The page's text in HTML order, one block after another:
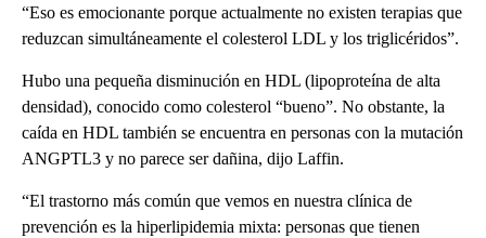
“Eso es emocionante porque actualmente no existen terapias que
reduzcan simultáneamente el colesterol LDL y los triglicéridos”.
Hubo una pequeña disminución en HDL (lipoproteína de alta
densidad), conocido como colesterol “bueno”. No obstante, la
caída en HDL también se encuentra en personas con la mutación
ANGPTL3 y no parece ser dañina, dijo Laffin.
“El trastorno más común que vemos en nuestra clínica de
prevención es la hiperlipidemia mixta: personas que tienen